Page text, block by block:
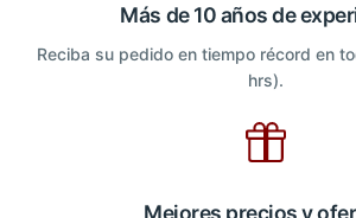
Más de 10 años de
Reciba su pedido en tiempo récord en
hrs).
Mejores precios y